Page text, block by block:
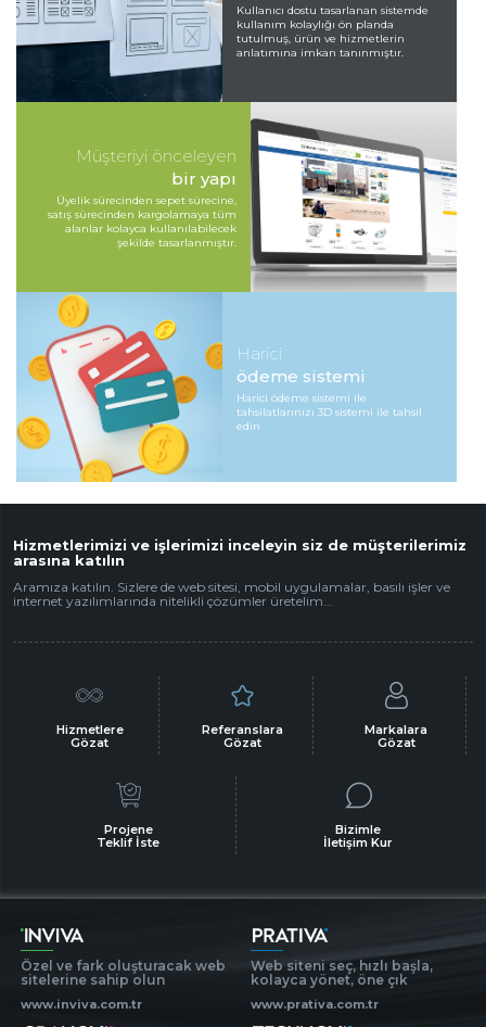
Kullanıcı dostu tasarlanan sistemde
kullanım kolaylığı ön planda
tutulmuş, ürün ve hizmetlerin
anlatımına imkan tanınmıştır.
Müşteriyi önceleyen
bir yapı
Üyelik sürecinden sepet sürecine,
satış sürecinden kargolamaya tüm
alanlar kolayca kullanılabilecek
şekilde tasarlanmıştır.
Harici
ödeme sistemi
Harici ödeme sistemi ile
tahsilatlarınızı 3D sistemi ile tahsil
edin
Hizmetlerimizi ve işlerimizi inceleyin siz de müşterilerimiz
arasına katılın
Aramıza katılın. Sizlere de web sitesi, mobil uygulamalar, basılı işler ve
internet yazılımlarında nitelikli çözümler üretelim...
Hizmetlere
Gözat
Referanslara
Gözat
Markalara
Gözat
Projene
Teklif İste
Bizimle
İletişim Kur
Özel ve fark oluşturacak web
sitelerine sahip olun
www.inviva.com.tr
Web siteni seç, hızlı başla,
kolayca yönet, öne çık
www.prativa.com.tr